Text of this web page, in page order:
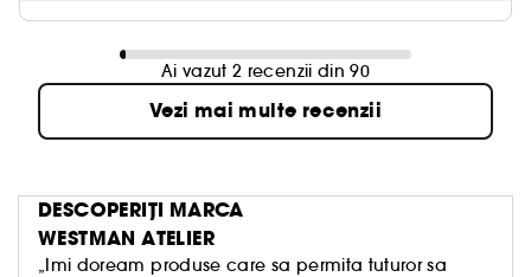
Ai vazut 2 recenzii din 90
Vezi mai multe recenzii
DESCOPERIȚI MARCA
WESTMAN ATELIER
„Imi doream produse care sa permita tuturor sa